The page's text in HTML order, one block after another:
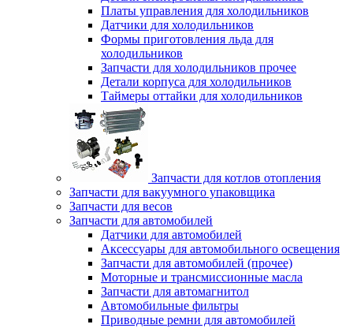
Платы управления для холодильников
Датчики для холодильников
Формы приготовления льда для
холодильников
Запчасти для холодильников прочее
Детали корпуса для холодильников
Таймеры оттайки для холодильников
Запчасти для котлов отопления
Запчасти для вакуумного упаковщика
Запчасти для весов
Запчасти для автомобилей
Датчики для автомобилей
Аксессуары для автомобильного освещения
Запчасти для автомобилей (прочее)
Моторные и трансмиссионные масла
Запчасти для автомагнитол
Автомобильные фильтры
Приводные ремни для автомобилей